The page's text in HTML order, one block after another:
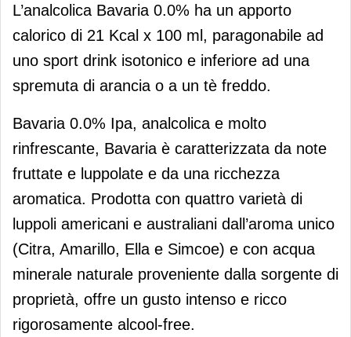
L’analcolica Bavaria 0.0% ha un apporto
calorico di 21 Kcal x 100 ml, paragonabile ad
uno sport drink isotonico e inferiore ad una
spremuta di arancia o a un tè freddo.
Bavaria 0.0% Ipa, analcolica e molto
rinfrescante, Bavaria è caratterizzata da note
fruttate e luppolate e da una ricchezza
aromatica. Prodotta con quattro varietà di
luppoli americani e australiani dall’aroma unico
(Citra, Amarillo, Ella e Simcoe) e con acqua
minerale naturale proveniente dalla sorgente di
proprietà, offre un gusto intenso e ricco
rigorosamente alcool-free.